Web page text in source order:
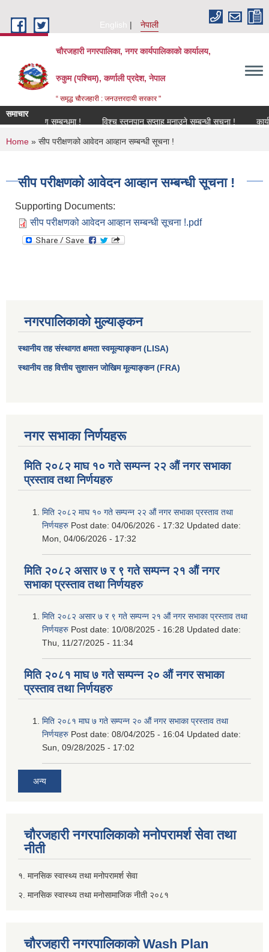
English
नेपाली
चौरजहारी नगरपालिका, नगर कार्यपालिकाको कार्यालय,
रुकुम (पश्चिम), कर्णाली प्रदेश, नेपाल
“ समृद्ध चौरजहारी : जनउत्तरदायी सरकार "
समाचार
नविकरण सम्बन्धमा !
विश्च स्तनपान सप्ताह मनाउने सम्बन्धी सूचना !
You are here
Home » सीप परीक्षणको आवेदन आव्हान सम्बन्धी सूचना !
सीप परीक्षणको आवेदन आव्हान सम्बन्धी सूचना !
Supporting Documents:
सीप परीक्षणको आवेदन आव्हान सम्बन्धी सूचना !.pdf
नगरपालिकाको मुल्याङ्कन
स्थानीय तह संस्थागत क्षमता स्वमूल्याङ्कन (LISA)
स्थानीय तह वित्तीय सुशासन जोखिम मूल्याङ्कन (FRA)
नगर सभाका निर्णयहरू
मिति २०८२ माघ १० गते सम्पन्न २२ औं नगर सभाका
प्रस्ताव तथा निर्णयहरु
मिति २०८२ माघ १० गते सम्पन्न २२ औं नगर सभाका प्रस्ताव तथा
निर्णयहरु Post date: 04/06/2026 - 17:32 Updated date:
Mon, 04/06/2026 - 17:32
मिति २०८२ असार ७ र ९ गते सम्पन्न २१ औं नगर
सभाका प्रस्ताव तथा निर्णयहरु
मिति २०८२ असार ७ र ९ गते सम्पन्न २१ औं नगर सभाका प्रस्ताव तथा
निर्णयहरु Post date: 10/08/2025 - 16:28 Updated date:
Thu, 11/27/2025 - 11:34
मिति २०८१ माघ ७ गते सम्पन्न २० औं नगर सभाका
प्रस्ताव तथा निर्णयहरु
मिति २०८१ माघ ७ गते सम्पन्न २० औं नगर सभाका प्रस्ताव तथा
निर्णयहरु Post date: 08/04/2025 - 16:04 Updated date:
Sun, 09/28/2025 - 17:02
अन्य
चौरजहारी नगरपालिकाको मनोपरामर्श सेवा तथा
नीती
१. मानसिक स्वास्थ्य तथा मनोपरामर्श सेवा
२. मानसिक स्वास्थ्य तथा मनोसामाजिक नीती २०८१
चौरजहारी नगरपालिकाको Wash Plan